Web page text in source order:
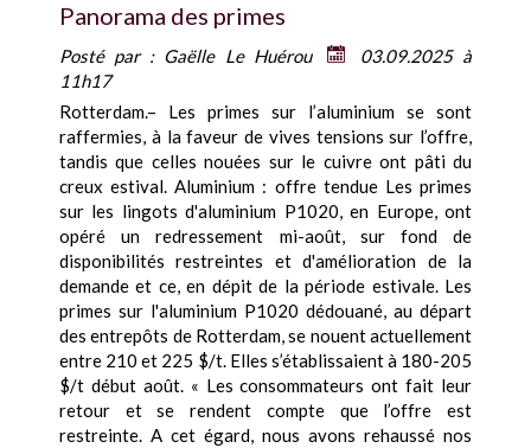
Panorama des primes
Posté par : Gaëlle Le Huérou
03.09.2025 à
11h17
Rotterdam.– Les primes sur l’aluminium se sont
raffermies, à la faveur de vives tensions sur l’offre,
tandis que celles nouées sur le cuivre ont pâti du
creux estival. Aluminium : offre tendue Les primes
sur les lingots d'aluminium P1020, en Europe, ont
opéré un redressement mi-août, sur fond de
disponibilités restreintes et d'amélioration de la
demande et ce, en dépit de la période estivale. Les
primes sur l'aluminium P1020 dédouané, au départ
des entrepôts de Rotterdam, se nouent actuellement
entre 210 et 225 $/t. Elles s’établissaient à 180-205
$/t début août. « Les consommateurs ont fait leur
retour et se rendent compte que l’offre est
restreinte. A cet égard, nous avons rehaussé nos